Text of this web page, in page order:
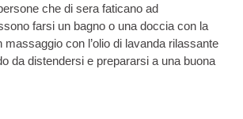
che di sera faticano ad
farsi un bagno o una doccia con la
massaggio con l’olio di lavanda rilassante
da distendersi e prepararsi a una buona